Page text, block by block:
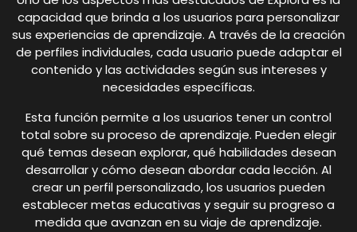
capacidad que brinda a los usuarios para personalizar
sus experiencias de aprendizaje. A través de la creación
de perfiles individuales, cada usuario puede adaptar el
contenido y las actividades según sus intereses y
necesidades específicas.
Esta función permite a los usuarios tener un control
total sobre su proceso de aprendizaje. Pueden elegir
qué temas desean explorar, qué habilidades desean
desarrollar y cómo desean abordar cada lección. Al
crear un perfil personalizado, los usuarios pueden
establecer metas educativas y seguir su progreso a
medida que avanzan en su viaje de aprendizaje.